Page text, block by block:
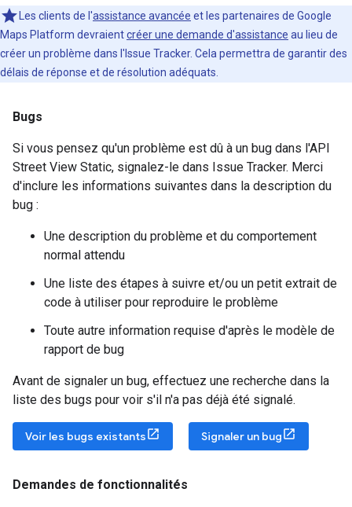
Les clients de l'assistance avancée et les partenaires de Google
Maps Platform devraientcréer une demande d'assistance au lieu de
créer un problème dans l'Issue Tracker. Cela permettra de garantir des
délais de réponse et de résolution adéquats.
Bugs
Si vous pensez qu'un problème est dû à un bug dans l'API
Street View Static, signalez-le dans Issue Tracker. Merci
d'inclure les informations suivantes dans la description du
bug :
Une description du problème et du comportement
normal attendu
Une liste des étapes à suivre et/ou un petit extrait de
code à utiliser pour reproduire le problème
Toute autre information requise d'après le modèle de
rapport de bug
Avant de signaler un bug, effectuez une recherche dans la
liste des bugs pour voir s'il n'a pas déjà été signalé.
Voir les bugs existants Signaler un bug
Demandes de fonctionnalités